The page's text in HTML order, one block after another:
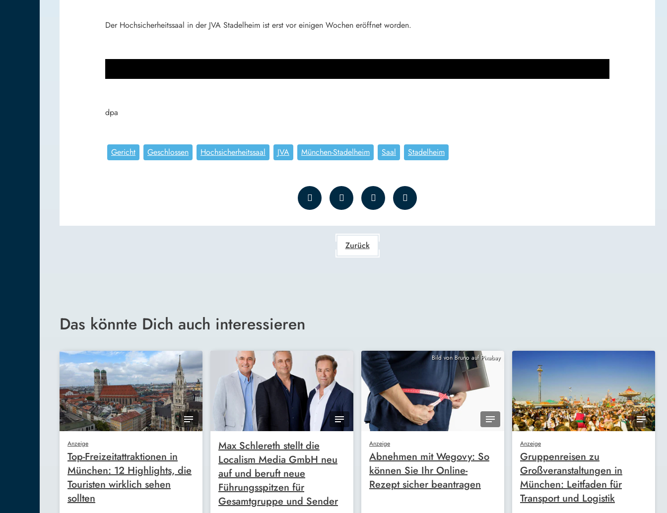
Der Hochsicherheitssaal in der JVA Stadelheim ist erst vor einigen Wochen eröffnet worden.
dpa
Gericht Geschlossen Hochsicherheitssaal JVA München-Stadelheim Saal Stadelheim
Zurück
Das könnte Dich auch interessieren
Anzeige
Top-Freizeitattraktionen in
München: 12 Highlights, die
Touristen wirklich sehen
sollten
Max Schlereth stellt die
Localism Media GmbH neu
auf und beruft neue
Führungsspitzen für
Gesamtgruppe und Sender
Bild von Bruno auf Pixabay
Anzeige
Abnehmen mit Wegovy: So
können Sie Ihr Online-
Rezept sicher beantragen
Anzeige
Gruppenreisen zu
Großveranstaltungen in
München: Leitfaden für
Transport und Logistik